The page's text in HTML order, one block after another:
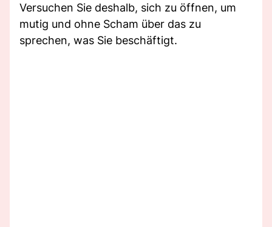
Versuchen Sie deshalb, sich zu öffnen, um
mutig und ohne Scham über das zu
sprechen, was Sie beschäftigt.